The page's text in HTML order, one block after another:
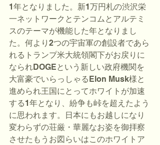
1年となりました。新1万円札の渋沢栄
一ネットワークとテンコムとアルテミ
スのテーマが機能した年となりまし
た。何より2つの宇宙軍の創設者であら
れるトランプ米大統領閣下がお戻りに
なられDOGEという新しい政府機関を
大富豪でいらっしゃるElon Musk様と
進められ王国にとってホワイトが加速
する1年となり、紛争も峠を超えたよう
に思われます。日本にもお越しになり
変わらずの荘厳・華麗なお姿を御拝察
させたもうお図らいはこのホワイトア